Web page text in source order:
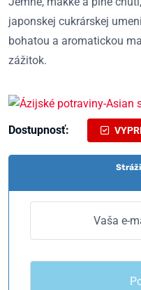
japonskej cukrárskej
bohatou a aromatickou
zážitok.
Dostupnosť: